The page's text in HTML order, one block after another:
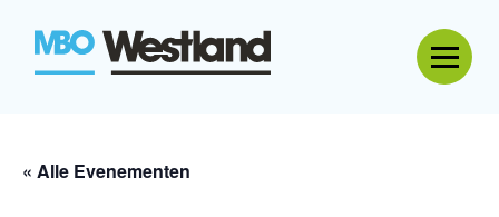
MBO Westland
« Alle Evenementen